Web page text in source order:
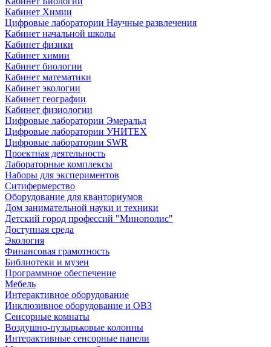
Кабинет Химии
Цифровые лаборатории Научные развлечения
Кабинет начальной школы
Кабинет физики
Кабинет химии
Кабинет биологии
Кабинет математики
Кабинет экологии
Кабинет географии
Кабинет физиологии
Цифровые лаборатории Эмеральд
Цифровые лаборатории УНИТЕХ
Цифровые лаборатории SWR
Проектная деятельность
Лабораторные комплексы
Наборы для экспериментов
Ситифермерство
Оборудование для кванториумов
Дом занимательной науки и техники
Детский город профессий "Минополис"
Доступная среда
Экология
Финансовая грамотность
Библиотеки и музеи
Программное обеспечение
Мебель
Интерактивное оборудование
Инклюзивное оборудование и ОВЗ
Cенсорные комнаты
Воздушно-пузырьковые колонны
Интерактивные сенсорные панели